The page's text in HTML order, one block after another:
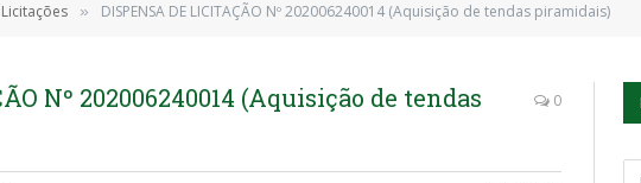
Licitações » DISPENSA DE LICITAÇÃO Nº 202006240014 (Aquisição de tendas piramidais)
Nº 202006240014 (Aquisição de tendas
0